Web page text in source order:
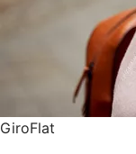
GiroFlat